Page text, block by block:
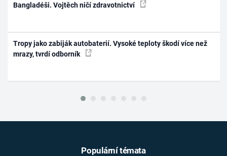
Bangladéši. Vojtěch ničí zdravotnictví
Tropy jako zabiják autobaterií. Vysoké teploty škodí více než
mrazy, tvrdí odborník
Populární témata